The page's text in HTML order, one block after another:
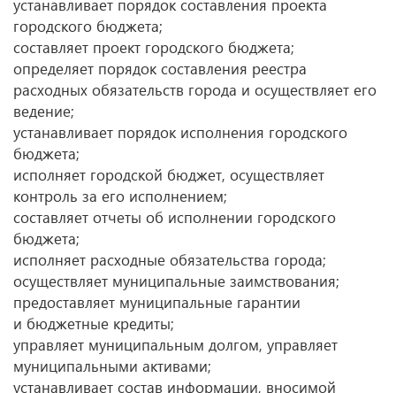
устанавливает порядок составления проекта
городского бюджета;
составляет проект городского бюджета;
определяет порядок составления реестра
расходных обязательств города и осуществляет его
ведение;
устанавливает порядок исполнения городского
бюджета;
исполняет городской бюджет, осуществляет
контроль за его исполнением;
составляет отчеты об исполнении городского
бюджета;
исполняет расходные обязательства города;
осуществляет муниципальные заимствования;
предоставляет муниципальные гарантии
и бюджетные кредиты;
управляет муниципальным долгом, управляет
муниципальными активами;
устанавливает состав информации, вносимой